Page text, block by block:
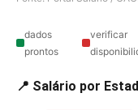
dados
prontos
verificar
📍 Salário por